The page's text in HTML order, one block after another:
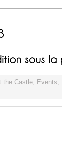
the Castle, Events,